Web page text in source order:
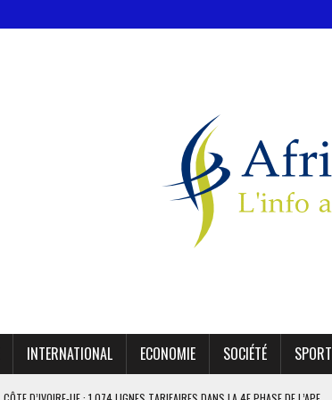
INTERNATIONAL ECONOMIE SOCIÉTÉ SPORT